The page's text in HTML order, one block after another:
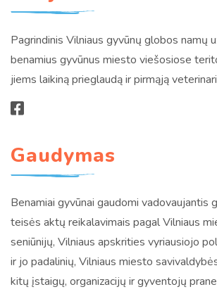
Pagrindinis Vilniaus gyvūnų globos namų
benamius gyvūnus miesto viešosiose
jiems laikiną prieglaudą ir pirmąją
Gaudymas
Benamiai gyvūnai gaudomi vadovaujantis
teisės aktų reikalavimais pagal Vilniaus
seniūnijų, Vilniaus apskrities vyriausiojo
ir jo padalinių, Vilniaus miesto
kitų įstaigų, organizacijų ir gyventojų